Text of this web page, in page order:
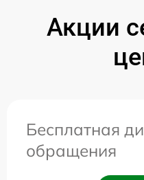
Акции
Бесплатная
обращения